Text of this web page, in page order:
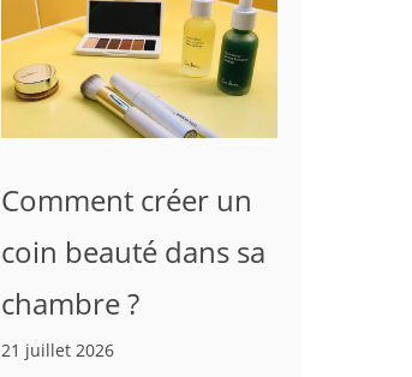
Comment créer un
coin beauté dans sa
chambre ?
21 juillet 2026